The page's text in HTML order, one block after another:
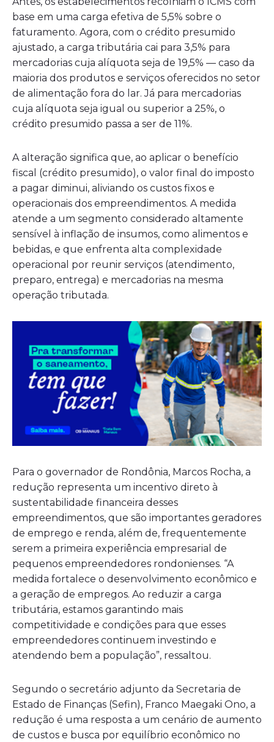
base em uma carga efetiva de 5,5% sobre o
faturamento. Agora, com o crédito presumido
ajustado, a carga tributária cai para 3,5% para
mercadorias cuja alíquota seja de 19,5% — caso da
maioria dos produtos e serviços oferecidos no setor
de alimentação fora do lar. Já para mercadorias
cuja alíquota seja igual ou superior a 25%, o
crédito presumido passa a ser de 11%.
A alteração significa que, ao aplicar o benefício
fiscal (crédito presumido), o valor final do imposto
a pagar diminui, aliviando os custos fixos e
operacionais dos empreendimentos. A medida
atende a um segmento considerado altamente
sensível à inflação de insumos, como alimentos e
bebidas, e que enfrenta alta complexidade
operacional por reunir serviços (atendimento,
preparo, entrega) e mercadorias na mesma
operação tributada.
Para o governador de Rondônia, Marcos Rocha, a
redução representa um incentivo direto à
sustentabilidade financeira desses
empreendimentos, que são importantes geradores
de emprego e renda, além de, frequentemente
serem a primeira experiência empresarial de
pequenos empreendedores rondonienses. “A
medida fortalece o desenvolvimento econômico e
a geração de empregos. Ao reduzir a carga
tributária, estamos garantindo mais
competitividade e condições para que esses
empreendedores continuem investindo e
atendendo bem a população”, ressaltou.
Segundo o secretário adjunto da Secretaria de
Estado de Finanças (Sefin), Franco Maegaki Ono, a
redução é uma resposta a um cenário de aumento
de custos e busca por equilíbrio econômico no